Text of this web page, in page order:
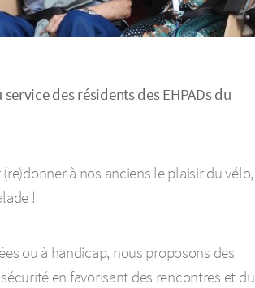
des résidents des EHPADs du
à nos anciens le plaisir du vélo,
!
ou à handicap, nous proposons des
en favorisant des rencontres et du